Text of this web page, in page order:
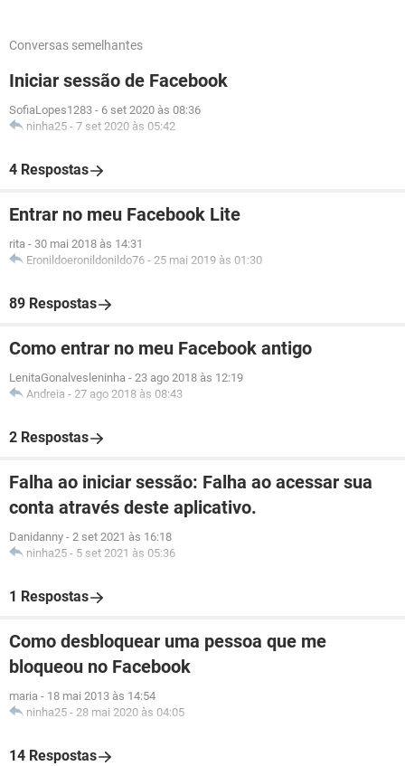
Conversas semelhantes
Iniciar sessão de Facebook
SofiaLopes1283 - 6 set 2020 às 08:36
ninha25 - 7 set 2020 às 05:42
4 Respostas
Entrar no meu Facebook Lite
rita - 30 mai 2018 às 14:31
Eronildoeronildonildo76 - 25 mai 2019 às 01:30
89 Respostas
Como entrar no meu Facebook antigo
LenitaGonalvesleninha - 23 ago 2018 às 12:19
Andreia - 27 ago 2018 às 08:43
2 Respostas
Falha ao iniciar sessão: Falha ao acessar sua
conta através deste aplicativo.
Danidanny - 2 set 2021 às 16:18
ninha25 - 5 set 2021 às 05:36
1 Respostas
Como desbloquear uma pessoa que me
bloqueou no Facebook
maria - 18 mai 2013 às 14:54
ninha25 - 28 mai 2020 às 04:05
14 Respostas